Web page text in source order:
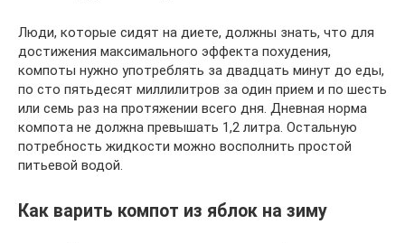
Люди, которые сидят на диете, должны знать, что для
достижения максимального эффекта похудения,
компоты нужно употреблять за двадцать минут до еды,
по сто пятьдесят миллилитров за один прием и по шесть
или семь раз на протяжении всего дня. Дневная норма
компота не должна превышать 1,2 литра. Остальную
потребность жидкости можно восполнить простой
питьевой водой.
Как варить компот из яблок на зиму